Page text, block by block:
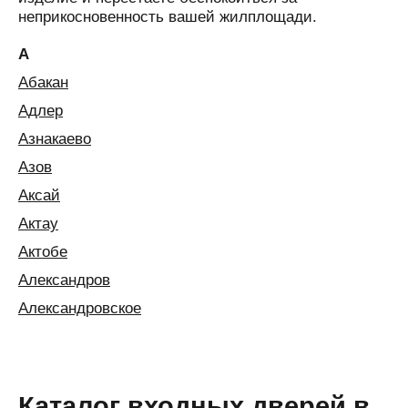
неприкосновенность вашей жилплощади.
А
Абакан
Адлер
Азнакаево
Азов
Аксай
Актау
Актобе
Александров
Александровское
Алушта